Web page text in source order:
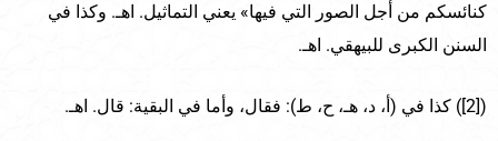
كنائسكم من أجل الصور التي فيها» يعني التماثيل. اهـ. وكذا في
السنن الكبرى للبيهقي. اهـ.
([2]) كذا في (أ، د، هـ، ح، ط): فقال، وأما في البقية: قال. اهـ.